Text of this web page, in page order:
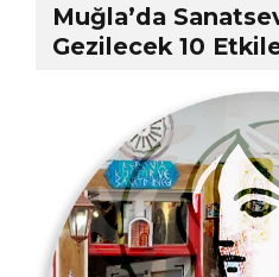
Muğla’da
Gezilecek 10